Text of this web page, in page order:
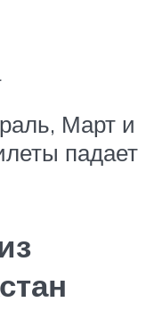
Март и
падает